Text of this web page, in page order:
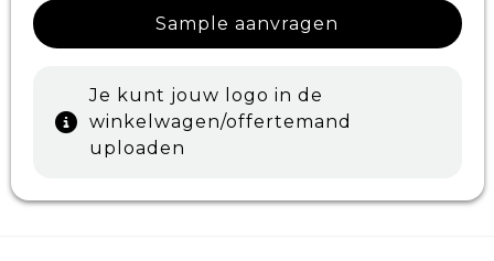
Sample aanvragen
Je kunt jouw logo in de
winkelwagen/offertemand
uploaden